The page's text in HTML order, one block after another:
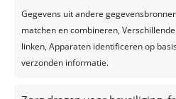
Gegevens uit andere
matchen en combineren,
linken, Apparaten identificeren op
verzonden informatie.